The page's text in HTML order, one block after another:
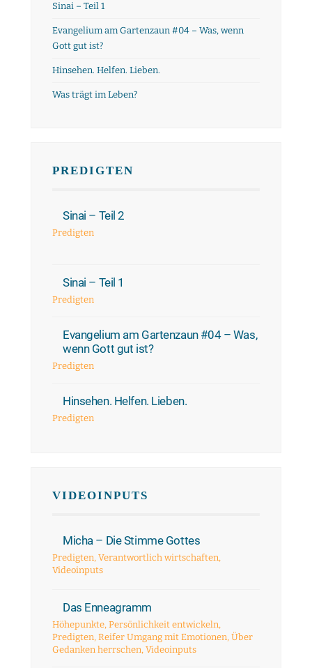
Sinai – Teil 1
Evangelium am Gartenzaun #04 – Was, wenn
Gott gut ist?
Hinsehen. Helfen. Lieben.
Was trägt im Leben?
PREDIGTEN
Sinai – Teil 2
Predigten
Sinai – Teil 1
Predigten
Evangelium am Gartenzaun #04 – Was,
wenn Gott gut ist?
Predigten
Hinsehen. Helfen. Lieben.
Predigten
VIDEOINPUTS
Micha – Die Stimme Gottes
Predigten, Verantwortlich wirtschaften,
Videoinputs
Das Enneagramm
Höhepunkte, Persönlichkeit entwickeln,
Predigten, Reifer Umgang mit Emotionen, Über
Gedanken herrschen, Videoinputs